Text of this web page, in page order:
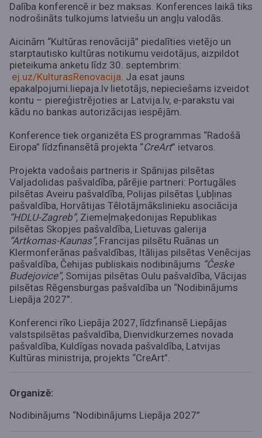
Dalība konferencē ir bez maksas. Konferences laikā tiks
nodrošināts tulkojums latviešu un angļu valodās.
Aicinām “Kultūras renovācijā” piedalīties vietējo un
starptautisko kultūras notikumu veidotājus, aizpildot
pieteikuma anketu līdz 30. septembrim:
ej.uz/KulturasRenovacija. Ja esat jauns
epakalpojumi.liepaja.lv lietotājs, nepieciešams izveidot
kontu – piereģistrējoties ar Latvija.lv, e-parakstu vai
kādu no bankas autorizācijas iespējām.
Konference tiek organizēta ES programmas “Radošā
Eiropa” līdzfinansētā projekta “CreArt” ietvaros.
Projekta vadošais partneris ir Spānijas pilsētas
Valjadolidas pašvaldība, pārējie partneri: Portugāles
pilsētas Aveiru pašvaldība, Polijas pilsētas Ļubļinas
pašvaldība, Horvātijas Tēlotājmākslinieku asociācija
“HDLU-Zagreb”, Ziemeļmaķedonijas Republikas
pilsētas Skopjes pašvaldība, Lietuvas galerija
“Artkomas-Kaunas”, Francijas pilsētu Ruānas un
Klermonferānas pašvaldības, Itālijas pilsētas Venēcijas
pašvaldība, Čehijas publiskais nodibinājums “Česke
Budejovice”, Somijas pilsētas Oulu pašvaldība, Vācijas
pilsētas Rēgensburgas pašvaldība un “Nodibinājums
Liepāja 2027”.
Konferenci rīko Liepāja 2027, līdzfinansē Liepājas
valstspilsētas pašvaldība, Dienvidkurzemes novada
pašvaldība, Kuldīgas novada pašvaldība, Latvijas
Kultūras ministrija, projekts “CreArt”.
Organizē:
Nodibinājums “Nodibinājums Liepāja 2027”